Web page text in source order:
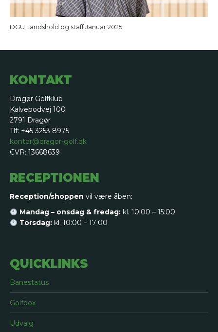
DGU Landshold og staff Januar 2025
KONTAKT
Dragør Golfklub
Kalvebodvej 100
2791 Dragør
Tlf: +45 3253 8975
kontor@dragor-golf.dk
CVR: 13668639
RECEPTIONEN
Reception/shoppen vil være åben:
Mandag – onsdag & fredag:kl. 10:00 – 15:00
Torsdag:kl. 10:00 – 17:00
QUICKLINKS
Banestatus
Golfbox
Udvalg